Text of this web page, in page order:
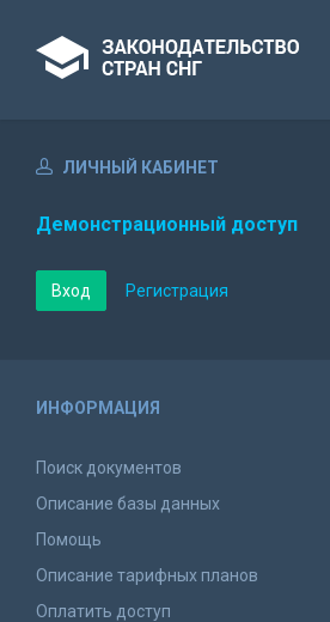
ЛИЧНЫЙ КАБИНЕТ
Демонстрационный доступ
Вход Регистрация
ИНФОРМАЦИЯ
Поиск документов
Описание базы данных
Помощь
Описание тарифных планов
Оплатить доступ